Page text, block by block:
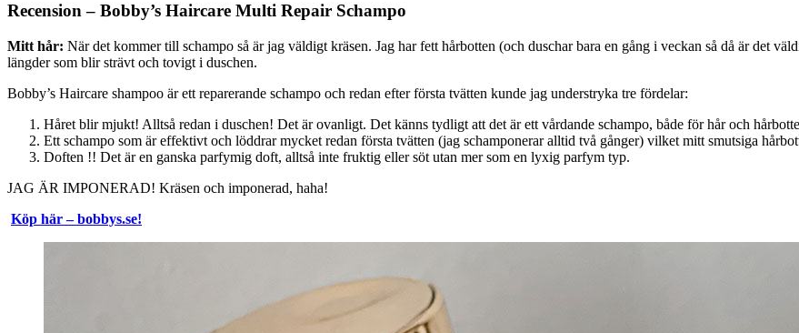
Recension – Bobby’s Haircare Multi Repair Schampo
Mitt hår: När det kommer till schampo så är jag väldigt kräsen. Jag har fett hårbotten (och duschar bara en gång i veckan så då är det
längder som blir strävt och tovigt i duschen.
Bobby’s Haircare shampoo är ett reparerande schampo och redan efter första tvätten kunde jag understryka tre fördelar:
Håret blir mjukt! Alltså redan i duschen! Det är ovanligt. Det känns tydligt att det är ett vårdande schampo, både för hår och
Ett schampo som är effektivt och löddrar mycket redan första tvätten (jag schamponerar alltid två gånger) vilket mitt smutsiga
Doften !! Det är en ganska parfymig doft, alltså inte fruktig eller söt utan mer som en lyxig parfym typ.
JAG ÄR IMPONERAD! Kräsen och imponerad, haha!
Köp här – bobbys.se!